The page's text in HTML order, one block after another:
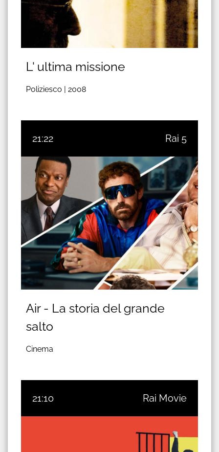
L' ultima missione
Poliziesco | 2008
21:22 Rai 5
Air - La storia del grande
salto
Cinema
21:10 Rai Movie